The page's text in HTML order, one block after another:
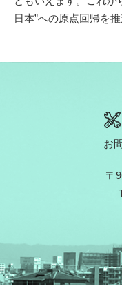
日本”への原点回帰を
お
〒